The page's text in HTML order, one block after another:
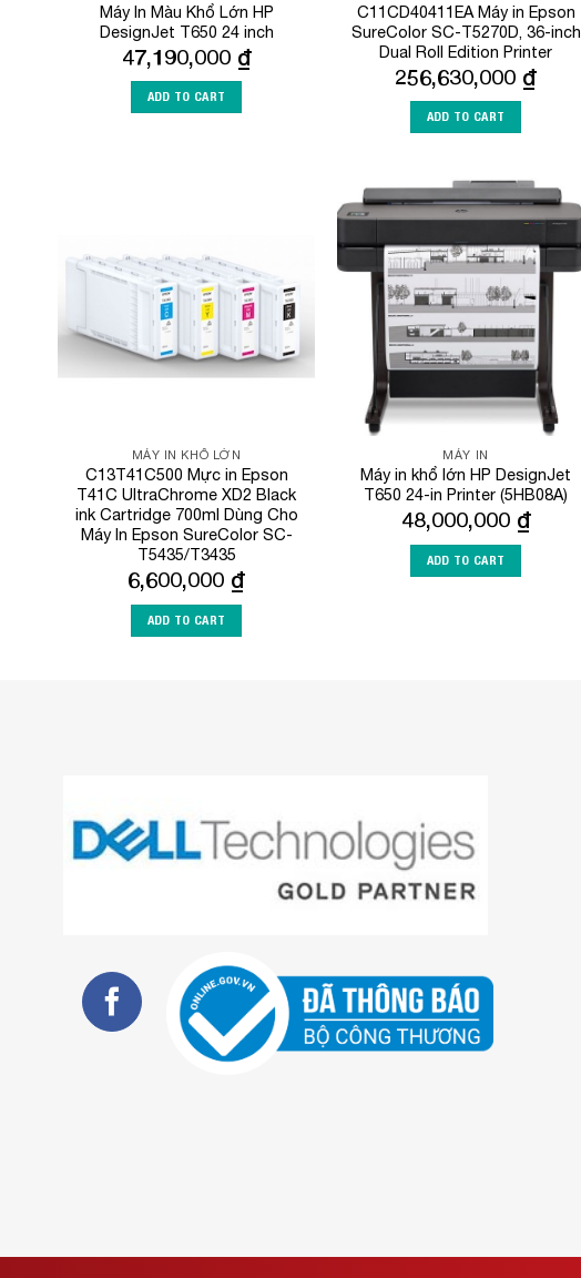
Máy In Màu Khổ Lớn HP
DesignJet T650 24 inch
47,190,000 ₫
ADD TO CART
C11CD40411EA Máy in Epson
SureColor SC-T5270D, 36-inch
Dual Roll Edition Printer
256,630,000 ₫
ADD TO CART
MÁY IN KHỔ LỚN
C13T41C500 Mực in Epson
T41C UltraChrome XD2 Black
ink Cartridge 700ml Dùng Cho
Máy In Epson SureColor SC-
T5435/T3435
6,600,000 ₫
ADD TO CART
Wishlist
MÁY IN
Máy in khổ lớn HP DesignJet
T650 24-in Printer (5HB08A)
48,000,000 ₫
ADD TO CART